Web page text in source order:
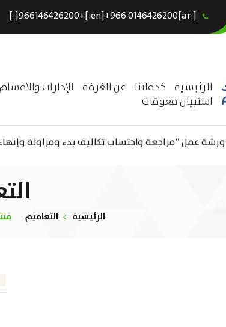
[:ar]966146426200+[:en]+966 0146426200[:]
الرئيسية خدماتنا عن الغرفة الإدارات والاقسام
استبيان معوقات
ورشة عمل “مراجعة واحتساب تكاليف بدء ومزاولة وإنهاء
ورشة عمل : العمـــــل الحـــــر
الرئيسية التعاميم